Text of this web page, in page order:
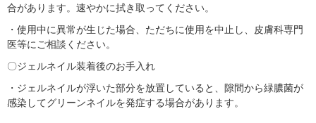
合があります。速やかに拭き取ってください。
・使用中に異常が生じた場合、ただちに使用を中止し、皮膚科専門
医等にご相談ください。
〇ジェルネイル装着後のお手入れ
・ジェルネイルが浮いた部分を放置していると、隙間から緑膿菌が
感染してグリーンネイルを発症する場合があります。